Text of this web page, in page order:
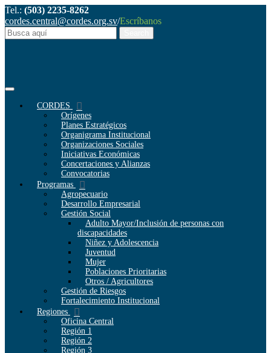
Tel.: (503) 2235-8262
cordes.central@cordes.org.sv/Escríbanos
CORDES
Orígenes
Planes Estratégicos
Organigrama Institucional
Organizaciones Sociales
Iniciativas Económicas
Concertaciones y Alianzas
Convocatorias
Programas
Agropecuario
Desarrollo Empresarial
Gestión Social
Adulto Mayor/Inclusión de personas con
discapacidades
Niñez y Adolescencia
Juventud
Mujer
Poblaciones Prioritarias
Otros / Agricultores
Gestión de Riesgos
Fortalecimiento Institucional
Regiones
Oficina Central
Región 1
Región 2
Región 3